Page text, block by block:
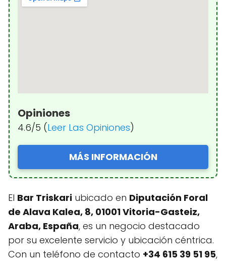
Opiniones
4.6/5 (Leer Las Opiniones)
MÁS INFORMACIÓN
El Bar Triskari ubicado en Diputación Foral
de Alava Kalea, 8, 01001 Vitoria-Gasteiz,
Araba, España, es un negocio destacado
por su excelente servicio y ubicación céntrica.
Con un teléfono de contacto +34 615 39 51 95,